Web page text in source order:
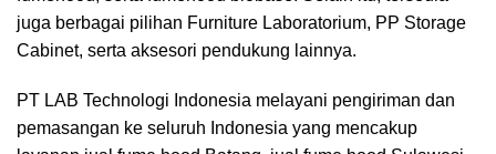
juga berbagai pilihan Furniture Laboratorium, PP Storage
Cabinet, serta aksesori pendukung lainnya.
PT LAB Technologi Indonesia melayani pengiriman dan
pemasangan ke seluruh Indonesia yang mencakup